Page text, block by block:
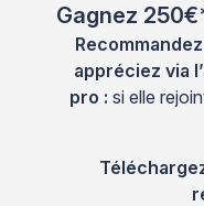
Gagnez
appréciez via
pro : si elle